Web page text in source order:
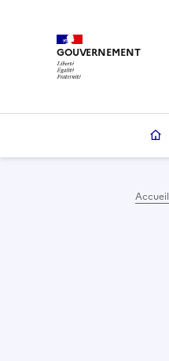
GOUVERNEMENT
Accueil